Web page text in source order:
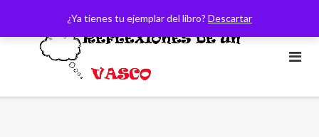
¿Ya tienes tu ejemplar del libro? Descartar
contenido